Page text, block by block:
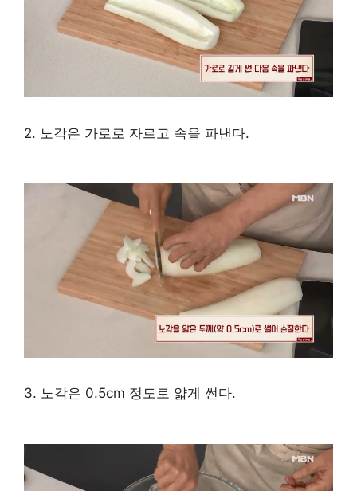
2. 노각은 가로로 자르고 속을 파낸다.
3. 노각은 0.5cm 정도로 얇게 썬다.